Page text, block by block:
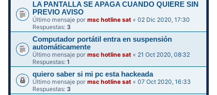
LA PANTALLA SE APAGA CUANDO QUIERE SIN
PREVIO AVISO
Último mensaje pormsc hotline sat «02 Dic 2020, 17:30
Respuestas:3
Computador portátil entra en suspensión
automáticamente
Último mensaje pormsc hotline sat « 21 Oct 2020, 08:32
Respuestas:1
quiero saber si mi pc esta hackeada
Último mensaje pormsc hotline sat «07 Oct 2020, 16:33
Respuestas:3